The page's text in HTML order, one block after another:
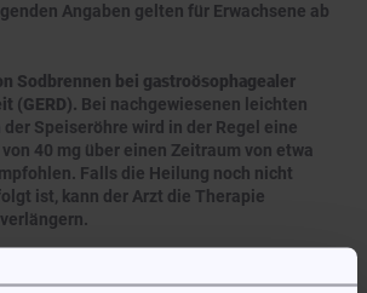
Angaben gelten für Erwachsene ab
Sodbrennen bei gastroösophagealer
(GERD). Bei nachgewiesenen leichten
Speiseröhre wird in der Regel eine
40 mg über einen Zeitraum von etwa
Falls die Heilung noch nicht
ist, kann der Arzt die Therapie